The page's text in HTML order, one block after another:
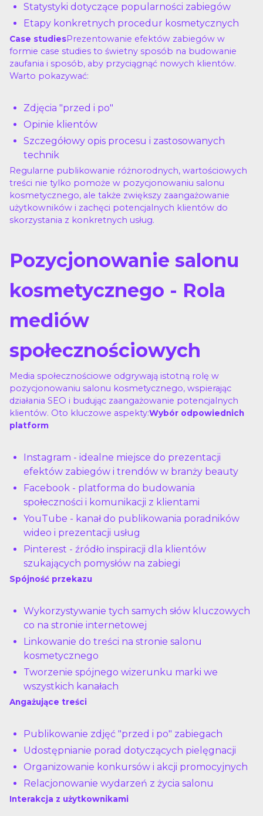
Statystyki dotyczące popularności zabiegów
Etapy konkretnych procedur kosmetycznych
Case studiesPrezentowanie efektów zabiegów w
formie case studies to świetny sposób na budowanie
zaufania i sposób, aby przyciągnąć nowych klientów.
Warto pokazywać:
Zdjęcia "przed i po"
Opinie klientów
Szczegółowy opis procesu i zastosowanych
technik
Regularne publikowanie różnorodnych, wartościowych
treści nie tylko pomoże w pozycjonowaniu salonu
kosmetycznego, ale także zwiększy zaangażowanie
użytkowników i zachęci potencjalnych klientów do
skorzystania z konkretnych usług.
Pozycjonowanie salonu
kosmetycznego - Rola
mediów
społecznościowych
Media społecznościowe odgrywają istotną rolę w
pozycjonowaniu salonu kosmetycznego, wspierając
działania SEO i budując zaangażowanie potencjalnych
klientów. Oto kluczowe aspekty:Wybór odpowiednich
platform
Instagram - idealne miejsce do prezentacji
efektów zabiegów i trendów w branży beauty
Facebook - platforma do budowania
społeczności i komunikacji z klientami
YouTube - kanał do publikowania poradników
wideo i prezentacji usług
Pinterest - źródło inspiracji dla klientów
szukających pomysłów na zabiegi
Spójność przekazu
Wykorzystywanie tych samych słów kluczowych
co na stronie internetowej
Linkowanie do treści na stronie salonu
kosmetycznego
Tworzenie spójnego wizerunku marki we
wszystkich kanałach
Angażujące treści
Publikowanie zdjęć "przed i po" zabiegach
Udostępnianie porad dotyczących pielęgnacji
Organizowanie konkursów i akcji promocyjnych
Relacjonowanie wydarzeń z życia salonu
Interakcja z użytkownikami